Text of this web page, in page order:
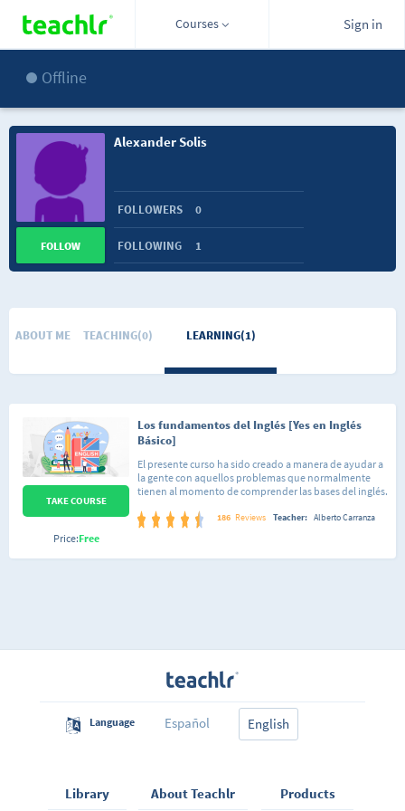
Courses Sign in
Offline
Alexander Solis
FOLLOWERS 0
FOLLOWING 1
FOLLOW
ABOUT ME TEACHING(0) LEARNING(1)
Los fundamentos del Inglés [Yes en Inglés
Básico]
El presente curso ha sido creado a manera de ayudar a
la gente con aquellos problemas que normalmente
tienen al momento de comprender las bases del inglés.
porque se usa tal o cual regla gramatical. Por lo
anterior considero oportuno mencionar que el curso
aprendizaje de este idioma aunque también será de
forma sencilla, así que no te preocupes si no tienes
ningún entendimiento del inglés, el curso está
diseñado para quienes quieren empezar desde cero a
sentir que no le entiendes a algo, con el tiempo irás
viendo que los temas se vuelven sencillos gracias a lo
visto en contenidos anteriores.
186 Reviews Teacher: Alberto Carranza
TAKE COURSE
Price:Free
Language Español English
Library About Teachlr Products